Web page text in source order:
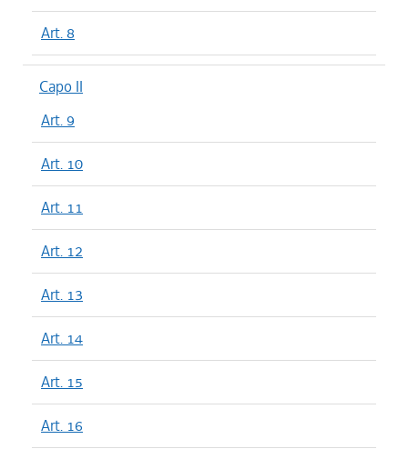
Art. 8
Capo II
Art. 9
Art. 10
Art. 11
Art. 12
Art. 13
Art. 14
Art. 15
Art. 16